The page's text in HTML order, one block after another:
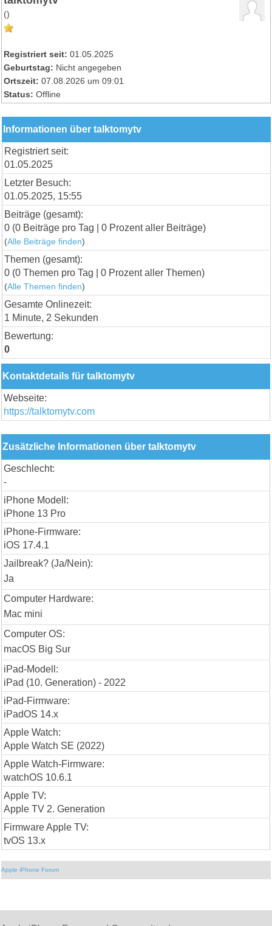
()
Registriert seit: 01.05.2025
Geburtstag: Nicht angegeben
Ortszeit: 07.08.2026 um 09:01
Status: Offline
Informationen über talktomytv
Registriert seit:
01.05.2025
Letzter Besuch:
01.05.2025, 15:55
Beiträge (gesamt):
0 (0 Beiträge pro Tag | 0 Prozent aller Beiträge)
(Alle Beiträge finden)
Themen (gesamt):
0 (0 Themen pro Tag | 0 Prozent aller Themen)
(Alle Themen finden)
Gesamte Onlinezeit:
1 Minute, 2 Sekunden
Bewertung:
0
Kontaktdetails für talktomytv
Webseite:
https://talktomytv.com
Zusätzliche Informationen über talktomytv
Geschlecht:
-
iPhone Modell:
iPhone 13 Pro
iPhone-Firmware:
iOS 17.4.1
Jailbreak? (Ja/Nein):
Ja
Computer Hardware:
Mac mini
Computer OS:
macOS Big Sur
iPad-Modell:
iPad (10. Generation) - 2022
iPad-Firmware:
iPadOS 14.x
Apple Watch:
Apple Watch SE (2022)
Apple Watch-Firmware:
watchOS 10.6.1
Apple TV:
Apple TV 2. Generation
Firmware Apple TV:
tvOS 13.x
Apple iPhone Forum